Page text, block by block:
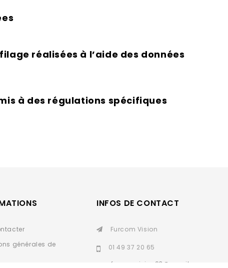
réalisées à l’aide des données
à des régulations spécifiques
générales de
INFOS DE CONTACT
Furcom Vision
01 49 37 20 65
furcomvision93@gmail.